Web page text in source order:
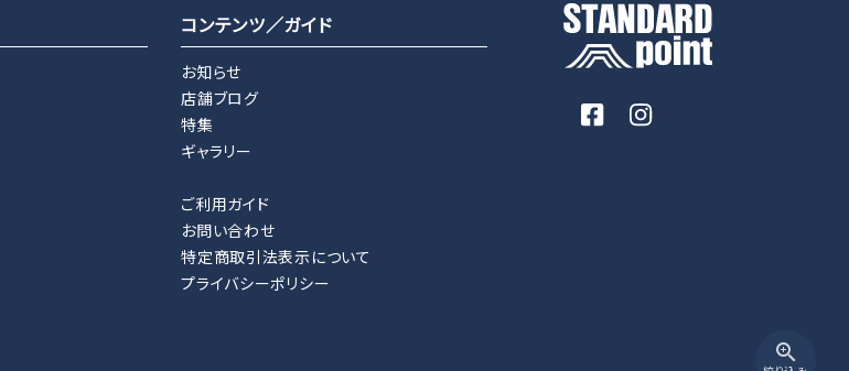
zoom_in
コンテンツ／ガイド
お知らせ
店舗ブログ
特集
ギャラリー
ご利用ガイド
お問い合わせ
特定商取引法表示について
プライバシーポリシー